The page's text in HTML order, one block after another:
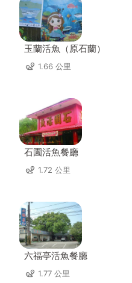
玉蘭活魚（原石蘭）
1.66 公里
石園活魚餐廳
1.72 公里
六福亭活魚餐廳
1.77 公里